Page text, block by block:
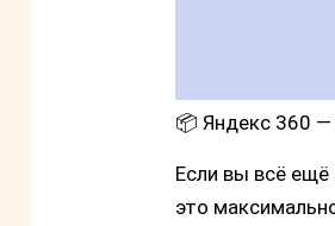
📦 Яндекс 360 —
Если вы всё ещё
это